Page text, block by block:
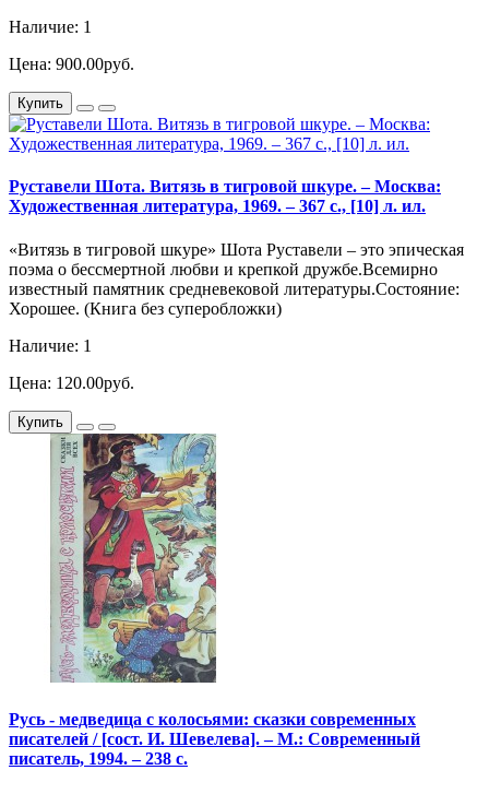
Наличие: 1
Цена: 900.00руб.
Купить
Руставели Шота. Витязь в тигровой шкуре. – Москва:
Художественная литература, 1969. – 367 с., [10] л. ил.
«Витязь в тигровой шкуре» Шота Руставели – это эпическая
поэма о бессмертной любви и крепкой дружбе.Всемирно
известный памятник средневековой литературы.Состояние:
Хорошее. (Книга без суперобложки)
Наличие: 1
Цена: 120.00руб.
Купить
Русь - медведица с колосьями: сказки современных
писателей / [сост. И. Шевелева]. – М.: Современный
писатель, 1994. – 238 с.